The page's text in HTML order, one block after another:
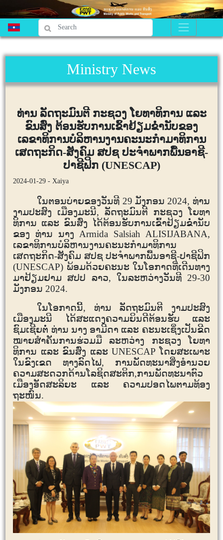
Ministry News
ທ່ານ ລັດຖະມົນຕີ ກະຊວງ ໂຍທາທິການ ແລະ
ຂົນສົ່ງ ຕ້ອນຮັບການເຂົ້າຢ້ຽມຂໍ່ານັບຂອງ
ເລຂາທິການບໍລິຫານງານຄະນະກຳມາທິການ
ເສດຖະກິດ-ສັງຄົມ ສປຊ ປະຈຳພາກພື້ນອາຊີ-
ປາຊີຟິກ (UNESCAP)
2024-01-29 - Xaiya
ໃນຕອນບ່າຍຂອງວັນທີ 29ມັງກອນ2024, ທ່ານ
ງາມປະສົງ ເມືອງມະນີ,​ ລັດຖະມົນຕີ ກະຊວງ ໂຍທາ
ທິການ ແລະ ຂົນສົ່ງ ໄດ້ຕ້ອນຮັບການເຂົ້າຢ້ຽມຂໍ່ານັບ
ຂອງ ທ່ານ ນາງArmida Salsiah ALISIJABANA,
ເລຂາທິການບໍລິຫານງານຄະນະກຳມາທິການ
ເສດຖະກິດ-ສັງຄົມ ສປຊ ປະຈຳພາກພື້ນອາຊີ-ປາຊີຟິກ
(UNESCAP) ພ້ອມດ້ວຍຄະນະ ໃນໂອກາດທີ່ເດີນທາງ
ມາຢ້ຽມຢາມ ສປປ ລາວ, ໃນລະຫວ່າງວັນທີ 29-30
ມັງກອນ2024.
ໃນໂອກາດນີ້,​ ທ່ານ ລັດຖະມົນຕີ ງາມປະສົງ
ເມືອງມະນີ ໄດ້ສະແດງຄວາມຍິນດີຕ້ອນຮັບ ແລະ
ຊົມເຊີຍຕໍ່ ທ່ານ ນາງ ອາມີດາ ແລະ ຄະນະເຊິ່ງເປັນຂີດ
ໝາຍສຳຄັນການຮ່ວມມື ລະຫວ່າງ ກະຊວງ ໂຍທາ
ທິການ ແລະ ຂົນສົ່ງ ແລະUNESCAP ໂດຍສະເພາະ
ໃນຂົງເຂດ ທາງລົດໄຟ, ການພັດທະນາສິ່ງອໍານວຍ
ຄວາມສະດວກດ້ານໂລຊິດສະຕິກ,​ ການພັດທະນາຕົວ
ເມືອງອັດສະລິຍະ ແລະ ຄວາມປອດໄພຕາມທ້ອງ
ຖະໜົນ.